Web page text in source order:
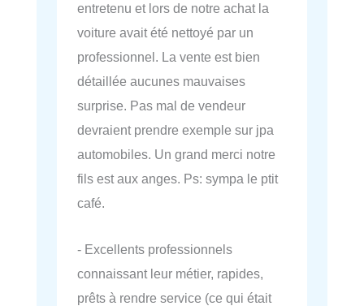
entretenu et lors de notre achat la
voiture avait été nettoyé par un
professionnel. La vente est bien
détaillée aucunes mauvaises
surprise. Pas mal de vendeur
devraient prendre exemple sur jpa
automobiles. Un grand merci notre
fils est aux anges. Ps: sympa le ptit
café.
- Excellents professionnels
connaissant leur métier, rapides,
prêts à rendre service (ce qui était